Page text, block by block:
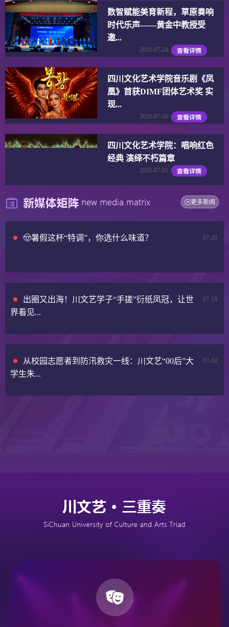
数智赋能美育新程，草原奏响
时代乐声——黄金中教授受
邀...
2026-07-24
四川文化艺术学院音乐剧《凤
凰》首获DIMF团体艺术奖 实
现...
2026-07-10
四川文化艺术学院：唱响红色
经典 演绎不朽篇章
2026-07-01
更多新闻
07-20
🤠暑假这杯“特调”，你选什么味道？
07-18
出圈又出海！川文艺学子“手搓”衍纸凤冠，让世
界看见...
07-18
从校园志愿者到防汛救灾一线：川文艺“00后”大
学生朱...